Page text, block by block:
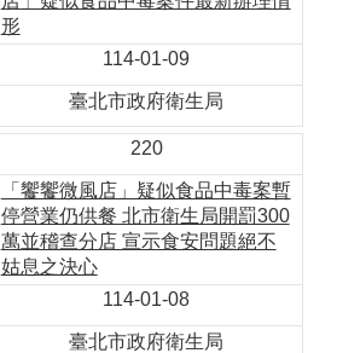
形
114-01-09
臺北市政府衛生局
220
「饗饗微風店」疑似食品中毒案暫
停營業仍供餐 北市衛生局開罰300
萬並稽查分店 宣示食安問題絕不
姑息之決心
114-01-08
臺北市政府衛生局